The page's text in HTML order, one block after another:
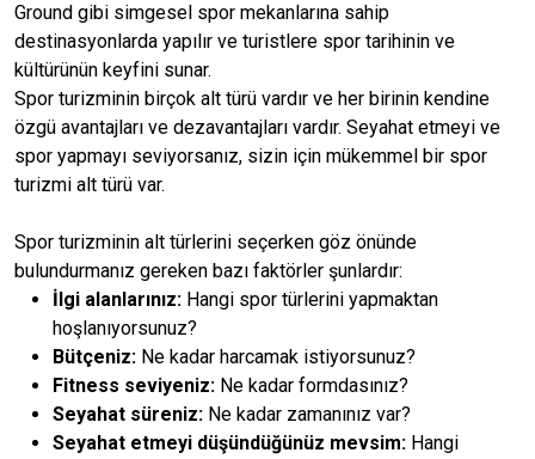
Ground gibi simgesel spor mekanlarına sahip
destinasyonlarda yapılır ve turistlere spor tarihinin ve
kültürünün keyfini sunar.
Spor turizminin birçok alt türü vardır ve her birinin kendine
özgü avantajları ve dezavantajları vardır. Seyahat etmeyi ve
spor yapmayı seviyorsanız, sizin için mükemmel bir spor
turizmi alt türü var.
Spor turizminin alt türlerini seçerken göz önünde
bulundurmanız gereken bazı faktörler şunlardır:
İlgi alanlarınız: Hangi spor türlerini yapmaktan
hoşlanıyorsunuz?
Bütçeniz: Ne kadar harcamak istiyorsunuz?
Fitness seviyeniz: Ne kadar formdasınız?
Seyahat süreniz: Ne kadar zamanınız var?
Seyahat etmeyi düşündüğünüz mevsim: Hangi